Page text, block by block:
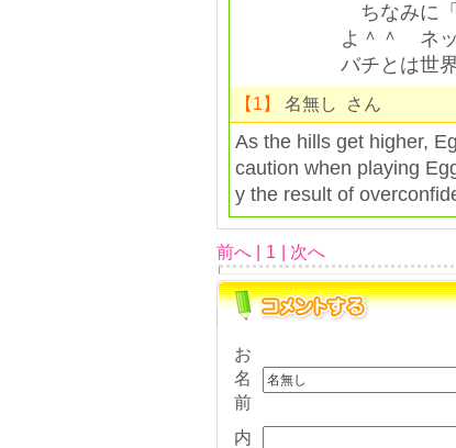
ちなみに
よ＾＾ ネ
バチとは世
【1】 名無し さん
As the hills get higher,
caution when playing
y the result of
前へ | 1 | 次へ
お
名
前
内